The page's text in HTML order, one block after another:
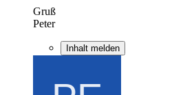
Gruß
Peter
Inhalt melden